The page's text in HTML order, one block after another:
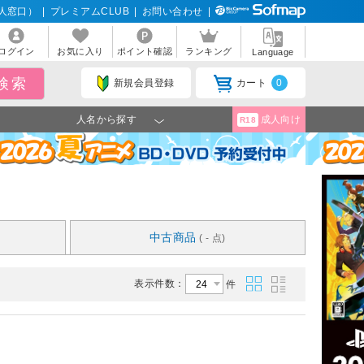
窓口） プレミアムCLUB お問い合わせ
グイン お気に入り ポイント確認 ランキング Language
新規会員登録 カート 0
人名から探す R18 成人向け
中古商品 ( - 点)
表示件数： 件